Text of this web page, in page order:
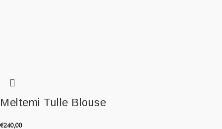
Meltemi Tulle Blouse
€240,00